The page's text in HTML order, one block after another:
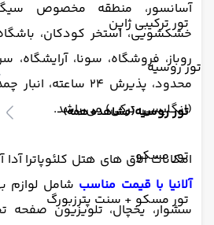
تور ترکیبی ژاپن
تور روسیه
تور روسیه(مشاهده همه)
تور مسکو
تور مسکو + سنت پترزبورگ
آسانسور، منطقه مخصوص
خشکشویی، استخر کودکان،
روباز، فروشگاه، سونا،
محدود، پذیرش 24
(انگلیسی، ترکی) می باشد.
امکانات اتاق های هتل کلئوپاترا آدا
آلانیا با قیمت مناسب شامل لوازم
سشوار، یخچال، تلویزیون صفحه